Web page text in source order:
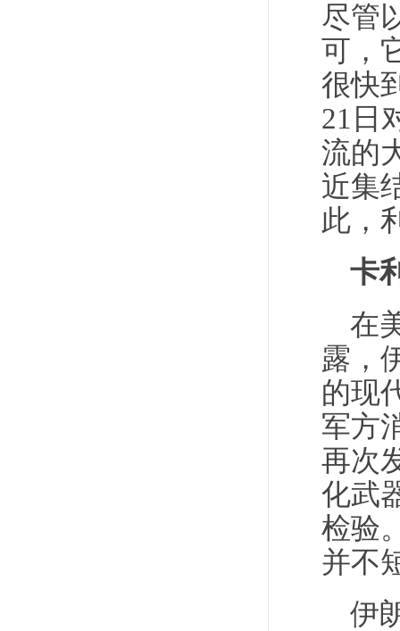
尽管
可，
很快
21日
流的
近集
此，
卡
在
露，
的现
军方
再次
化武
检验
并不
伊